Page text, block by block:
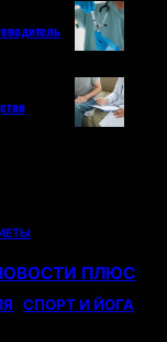
ПЛЮС
СПОРТ И ЙОГА